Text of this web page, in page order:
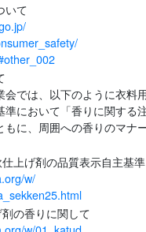
いて
会では、以下のように衣料
準において「香りに関する
もに、周囲への香りのマナ
上げ剤の品質表示自主基準
w/
の香りに関して